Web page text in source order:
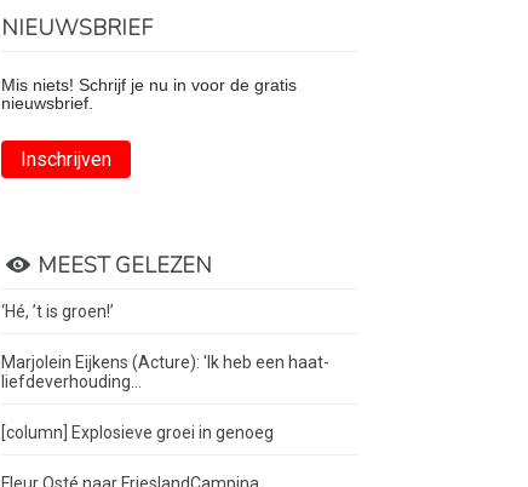
NIEUWSBRIEF
Mis niets! Schrijf je nu in voor de gratis
nieuwsbrief.
Inschrijven
MEEST GELEZEN
‘Hé, ’t is groen!’
Marjolein Eijkens (Acture): 'Ik heb een haat-
liefdeverhouding...
[column] Explosieve groei in genoeg